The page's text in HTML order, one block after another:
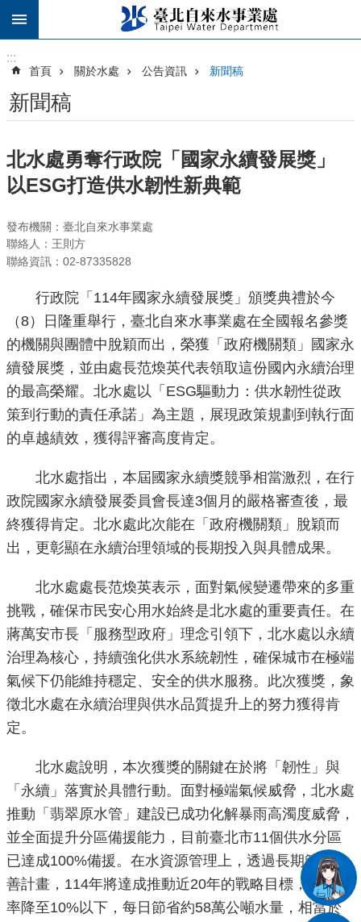
跳到主要內容區塊
:::
首頁 關於水處 公告資訊 新聞稿
新聞稿
北水處勇奪行政院「國家永續發展獎」
以ESG打造供水韌性新典範
發布機關：臺北自來水事業處
聯絡人：王則方
聯絡資訊：02-87335828
行政院「114年國家永續發展獎」頒獎典禮於今
（8）日隆重舉行，臺北自來水事業處在全國報名參獎
的機關與團體中脫穎而出，榮獲「政府機關類」國家永
續發展獎，並由處長范煥英代表領取這份國內永續治理
的最高榮耀。北水處以「ESG驅動力：供水韌性從政
策到行動的責任承諾」為主題，展現政策規劃到執行面
的卓越績效，獲得評審高度肯定。
北水處指出，本屆國家永續獎競爭相當激烈，在行
政院國家永續發展委員會長達3個月的嚴格審查後，最
終獲得肯定。北水處此次能在「政府機關類」脫穎而
出，更彰顯在永續治理領域的長期投入與具體成果。
北水處處長范煥英表示，面對氣候變遷帶來的多重
挑戰，確保市民安心用水始終是北水處的重要責任。在
蔣萬安市長「服務型政府」理念引領下，北水處以永續
治理為核心，持續強化供水系統韌性，確保城市在極端
氣候下仍能維持穩定、安全的供水服務。此次獲獎，象
徵北水處在永續治理與供水品質提升上的努力獲得肯
定。
北水處說明，本次獲獎的關鍵在於將「韌性」與
「永續」落實於具體行動。面對極端氣候威脅，北水處
推動「翡翠原水管」建設已成功化解暴雨高濁度威脅，
並全面提升分區備援能力，目前臺北市11個供水分區
已達成100%備援。在水資源管理上，透過長期管網改
善計畫，114年將達成推動近20年的戰略目標，讓漏水
率降至10%以下，每日節省約58萬公噸水量，相當於